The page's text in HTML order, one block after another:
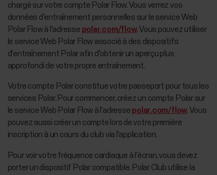
chargé sur votre compte Polar Flow. Vous verrez vos
données d'entraînement personnelles sur le service Web
Polar Flow à l'adresse polar.com/flow. Vous pouvez utiliser
le service Web Polar Flow associé à des dispositifs
d'entraînement Polar afin d'obtenir un aperçu plus
approfondi de votre propre entraînement.
Votre compte Polar constitue votre passeport pour tous les
services Polar. Pour commencer, créez un compte Polar sur
le service Web Polar Flow à l'adresse polar.com/flow. Vous
pouvez aussi créer un compte lors de votre première
inscription à un cours du club via l'application.
Pour voir votre fréquence cardiaque à l'écran, vous devez
porter un dispositif Polar compatible. Polar Club utilise la